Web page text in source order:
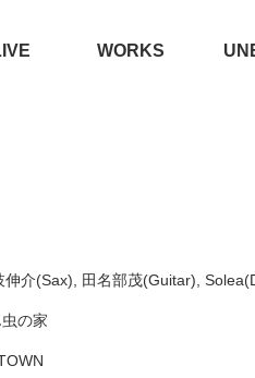
WORKS
介(Sax), 田名部茂(Guitar),
の家